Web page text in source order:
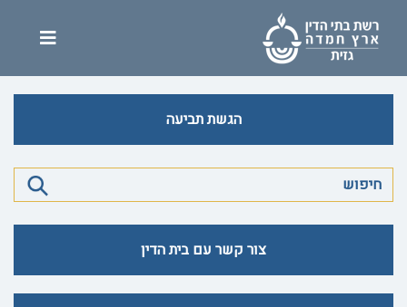
הגשת תביעה
צור קשר עם בית הדין